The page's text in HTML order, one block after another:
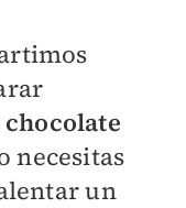
necesitas
un